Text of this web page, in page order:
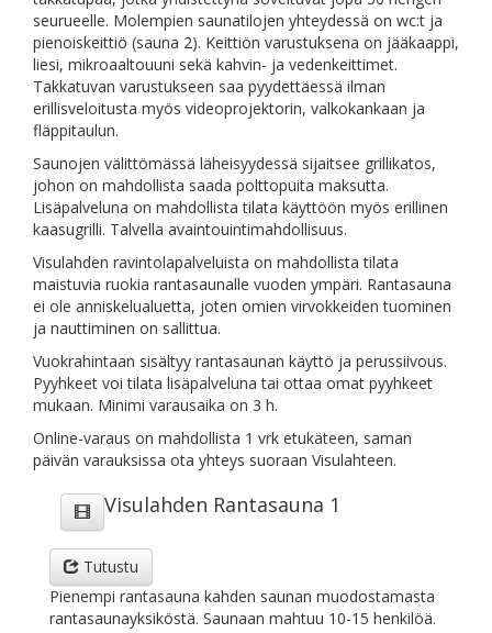
seurueelle. Molempien saunatilojen yhteydessä on wc:t ja
pienoiskeittiö (sauna 2). Keittiön varustuksena on jääkaappi,
liesi, mikroaaltouuni sekä kahvin- ja vedenkeittimet.
Takkatuvan varustukseen saa pyydettäessä ilman
erillisveloitusta myös videoprojektorin, valkokankaan ja
fläppitaulun.
Saunojen välittömässä läheisyydessä sijaitsee grillikatos,
johon on mahdollista saada polttopuita maksutta.
Lisäpalveluna on mahdollista tilata käyttöön myös erillinen
kaasugrilli. Talvella avaintouintimahdollisuus.
Visulahden ravintolapalveluista on mahdollista tilata
maistuvia ruokia rantasaunalle vuoden ympäri. Rantasauna
ei ole anniskelualuetta, joten omien virvokkeiden tuominen
ja nauttiminen on sallittua.
Vuokrahintaan sisältyy rantasaunan käyttö ja perussiivous.
Pyyhkeet voi tilata lisäpalveluna tai ottaa omat pyyhkeet
mukaan. Minimi varausaika on 3 h.
Online-varaus on mahdollista 1 vrk etukäteen, saman
päivän varauksissa ota yhteys suoraan Visulahteen.
Visulahden Rantasauna 1
Tutustu
Pienempi rantasauna kahden saunan muodostamasta
rantasaunayksiköstä. Saunaan mahtuu 10-15 henkilöä.